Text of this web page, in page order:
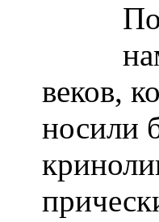
веков,
носили